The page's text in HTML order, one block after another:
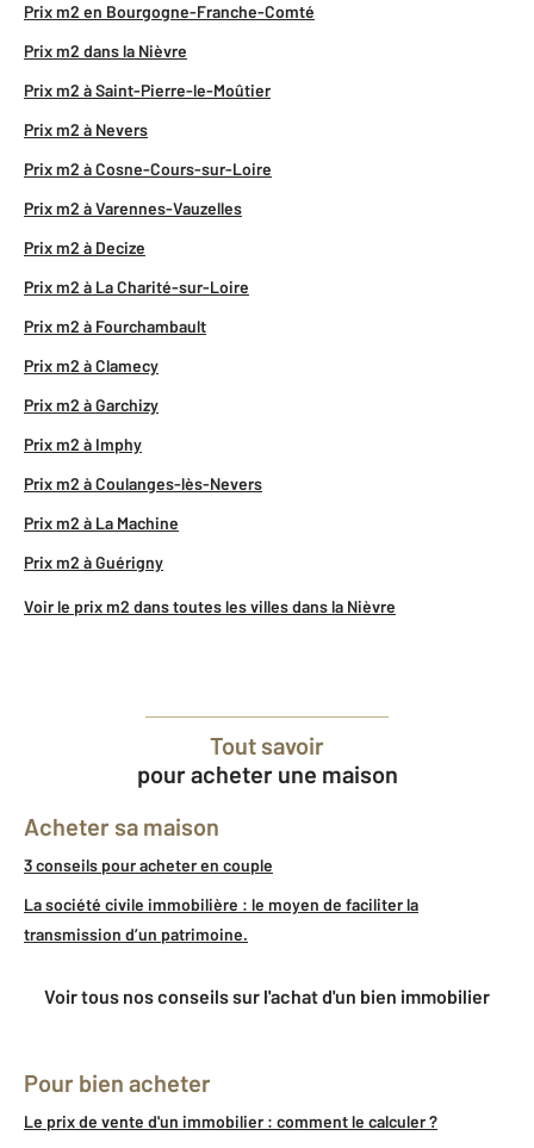
Prix m2 en Bourgogne-Franche-Comté
Prix m2 dans la Nièvre
Prix m2 à Saint-Pierre-le-Moûtier
Prix m2 à Nevers
Prix m2 à Cosne-Cours-sur-Loire
Prix m2 à Varennes-Vauzelles
Prix m2 à Decize
Prix m2 à La Charité-sur-Loire
Prix m2 à Fourchambault
Prix m2 à Clamecy
Prix m2 à Garchizy
Prix m2 à Imphy
Prix m2 à Coulanges-lès-Nevers
Prix m2 à La Machine
Prix m2 à Guérigny
Voir le prix m2 dans toutes les villes dans la Nièvre
Tout savoir
pour acheter une maison
Acheter sa maison
3 conseils pour acheter en couple
La société civile immobilière : le moyen de faciliter la
transmission d’un patrimoine.
Voir tous nos conseils sur l'achat d'un bien immobilier
Pour bien acheter
Le prix de vente d'un immobilier : comment le calculer ?